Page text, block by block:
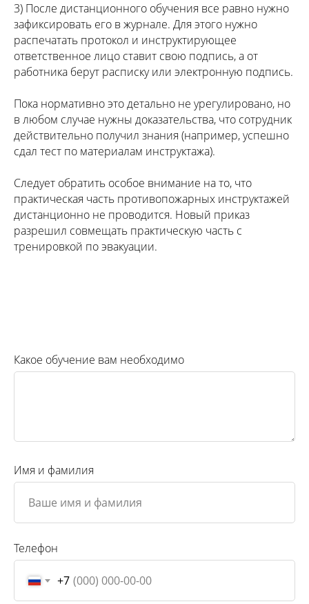
3) После дистанционного обучения все равно нужно
зафиксировать его в журнале. Для этого нужно
распечатать протокол и инструктирующее
ответственное лицо ставит свою подпись, а от
работника берут расписку или электронную подпись.
Пока нормативно это детально не урегулировано, но
в любом случае нужны доказательства, что сотрудник
действительно получил знания (например, успешно
сдал тест по материалам инструктажа).
Следует обратить особое внимание на то, что
практическая часть противопожарных инструктажей
дистанционно не проводится. Новый приказ
разрешил совмещать практическую часть с
тренировкой по эвакуации.
Какое обучение вам необходимо
Имя и фамилия
Телефон
+7